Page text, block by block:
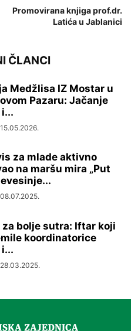
Promovirana knjiga prof.dr.
Latića u Jablanici
ČLANCI
Medžlisa IZ Mostar u
Pazaru: Jačanje
15.05.2026.
za mlade aktivno
na maršu mira „Put
08.07.2025.
za bolje sutra: Iftar koji
koordinatorice
28.03.2025.